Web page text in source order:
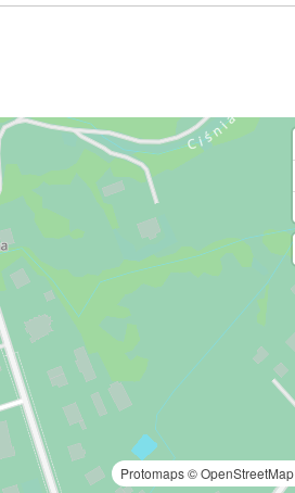
Protomaps©OpenStreetMap